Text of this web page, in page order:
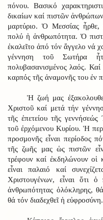
πόνου. Βασικό
δικαίων καί πιστῶν
μαρτύριο. Ὁ Μεσσίας
πολύ ἡ ἀνθρωπότητα. Ὁ
ἐκαλεῖτο ἀπό τόν ἄγγελο νά
γέννηση τοῦ Σωτήρα
πολυβασανισμένος λαός.
καρπός τῆς ἀναμονῆς του ἐν
Ἡ ζωή μας
Χριστοῦ καί μετά τήν
τῆς ἐπετείου τῆς
τοῦ ἐρχόμενου Κυρίου. Ἡ
προσμονῆς εἶναι περίοδος
τῆς ζωῆς μας ὡς πιστῶν
τρέφουν καί ἐκδηλώνουν οἱ
εἶναι παλαιό καί
Χριστουγένων, εἶναι ὅτι
ἀνθρωπότητας ὁλόκληρης,
θά τόν διαδεχθεῖ ἡ εὐφροσύνη.